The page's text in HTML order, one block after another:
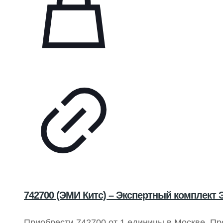
742700 (ЭМИ Китс) – Экспертный комплект